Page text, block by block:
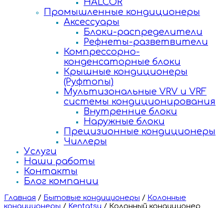
HALCOR
Промышленные кондиционеры
Аксессуары
Блоки-распределители
Рефнеты-разветвители
Компрессорно-
конденсаторные блоки
Крышные кондиционеры
(Руфтопы)
Мультизональные VRV и VRF
системы кондиционирования
Внутренние блоки
Наружные блоки
Прецизионные кондиционеры
Чиллеры
Услуги
Наши работы
Контакты
Блог компании
Главная / Бытовые кондиционеры / Колонные
кондиционеры / Kentatsu / Колонный кондиционер